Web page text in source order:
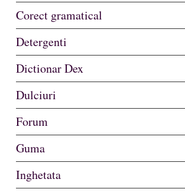
Corect gramatical
Detergenti
Dictionar Dex
Dulciuri
Forum
Guma
Inghetata